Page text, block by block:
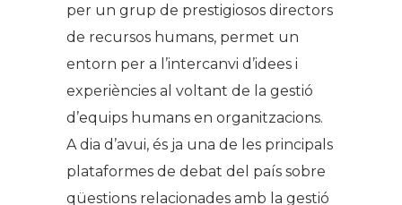
per un grup de prestigiosos directors
de recursos humans, permet un
entorn per a l’intercanvi d’idees i
experiències al voltant de la gestió
d’equips humans en organitzacions.
A dia d’avui, és ja una de les principals
plataformes de debat del país sobre
qüestions relacionades amb la gestió